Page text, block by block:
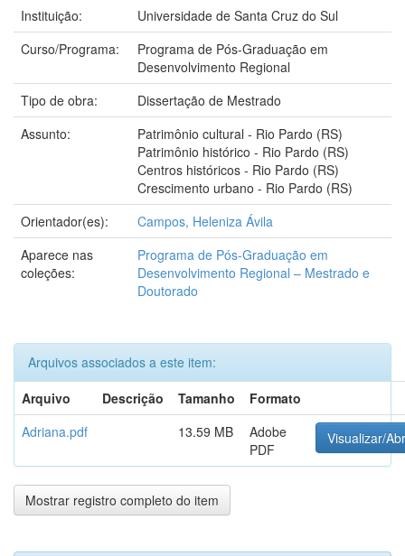
Instituição:
Universidade de Santa Cruz do Sul
Curso/Programa:
Programa de Pós-Graduação em
Desenvolvimento Regional
Tipo de obra:
Dissertação de Mestrado
Assunto:
Patrimônio cultural - Rio Pardo (RS)
Patrimônio histórico - Rio Pardo (RS)
Centros históricos - Rio Pardo (RS)
Crescimento urbano - Rio Pardo (RS)
Orientador(es):
Campos, Heleniza Ávila
Aparece nas
coleções:
Programa de Pós-Graduação em
Desenvolvimento Regional – Mestrado e
Doutorado
Arquivos associados a este item:
Arquivo
Descrição Tamanho
Formato
Adriana.pdf
13.59 MB
Adobe
PDF
Visualizar/
Mostrar registro completo do item